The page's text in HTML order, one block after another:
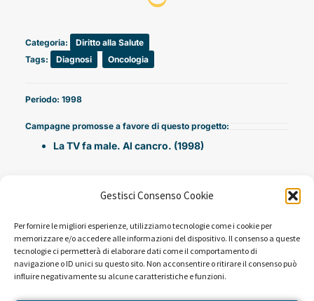
Gestisci Consenso Cookie
Per fornire le migliori esperienze, utilizziamo tecnologie come i cookie per
memorizzare e/o accedere alle informazioni del dispositivo. Il consenso a queste
tecnologie ci permetterà di elaborare dati come il comportamento di
navigazione o ID unici su questo sito. Non acconsentire o ritirare il consenso può
influire negativamente su alcune caratteristiche e funzioni.
Categoria:
Diritto alla Salute
Tags:
Diagnosi Oncologia
Periodo: 1998
Campagne promosse a favore di questo progetto:
La TV fa male. Al cancro. (1998)